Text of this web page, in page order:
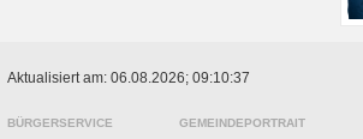
Aktualisiert am: 06.08.2026; 09:10:37
BÜRGERSERVICE
GEMEINDEPORTRAIT